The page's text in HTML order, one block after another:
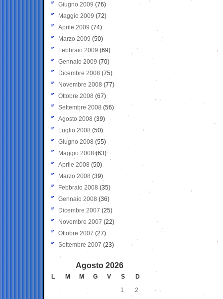
Giugno 2009 (76)
Maggio 2009 (72)
Aprile 2009 (74)
Marzo 2009 (50)
Febbraio 2009 (69)
Gennaio 2009 (70)
Dicembre 2008 (75)
Novembre 2008 (77)
Ottobre 2008 (67)
Settembre 2008 (56)
Agosto 2008 (39)
Luglio 2008 (50)
Giugno 2008 (55)
Maggio 2008(63)
Aprile 2008 (50)
Marzo 2008 (39)
Febbraio 2008 (35)
Gennaio 2008 (36)
Dicembre 2007 (25)
Novembre 2007 (22)
Ottobre 2007 (27)
Settembre 2007 (23)
Agosto 2026
L M M G V S
D
1
2